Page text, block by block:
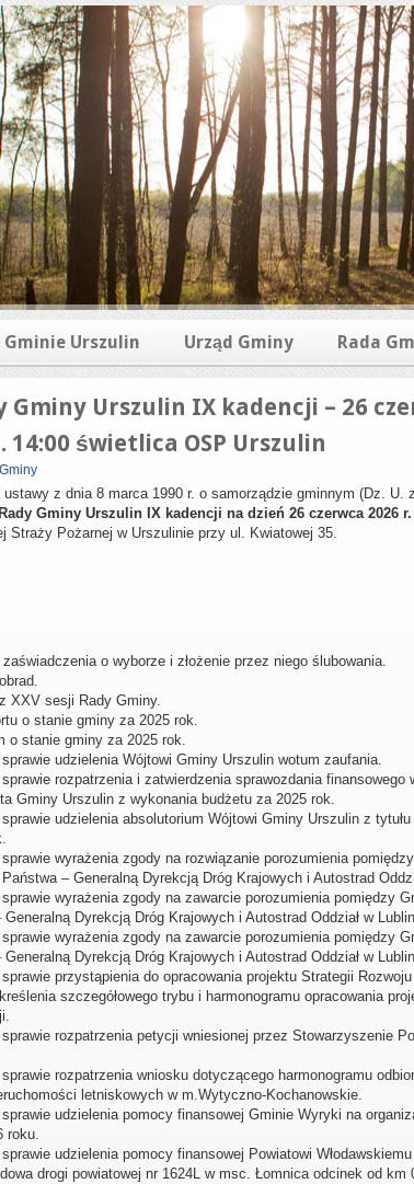
Gminie Urszulin Urząd Gminy Rada
Gminy Urszulin IX kadencji – 26
świetlica OSP Urszulin
z dnia 8 marca 1990 r. o samorządzie gminnym (Dz. U.
Gminy Urszulin IX kadencji na dzień 26 czerwca 2026
Straży Pożarnej w Urszulinie przy ul. Kwiatowej 35.
o wyborze i złożenie przez niego ślubowania.
XXV sesji Rady Gminy.
o stanie gminy za 2025 rok.
o stanie gminy za 2025 rok.
sprawie udzielenia Wójtowi Gminy Urszulin wotum zaufania.
sprawie rozpatrzenia i zatwierdzenia sprawozdania finansowego
Gminy Urszulin z wykonania budżetu za 2025 rok.
sprawie udzielenia absolutorium Wójtowi Gminy Urszulin z
sprawie wyrażenia zgody na rozwiązanie porozumienia
– Generalną Dyrekcją Dróg Krajowych i Autostrad
sprawie wyrażenia zgody na zawarcie porozumienia pomiędzy
Dyrekcją Dróg Krajowych i Autostrad Oddział w
sprawie wyrażenia zgody na zawarcie porozumienia pomiędzy
Dyrekcją Dróg Krajowych i Autostrad Oddział w
sprawie przystąpienia do opracowania projektu Strategii
szczegółowego trybu i harmonogramu opracowania
sprawie rozpatrzenia petycji wniesionej przez Stowarzyszenie
sprawie rozpatrzenia wniosku dotyczącego harmonogramu
letniskowych w m.Wytyczno-Kochanowskie.
sprawie udzielenia pomocy finansowej Gminie Wyryki na
roku.
sprawie udzielenia pomocy finansowej Powiatowi
drogi powiatowej nr 1624L w msc. Łomnica odcinek od km